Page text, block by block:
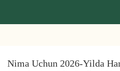
Nima Uchun 2026-Yilda